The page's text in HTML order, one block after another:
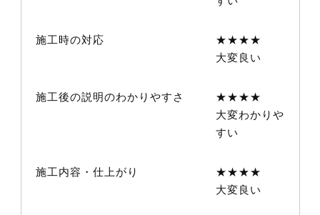
施工時の対応
★★★★
大変良い
施工後の説明のわかりやすさ
★★★★
大変わかりや
すい
施工内容・仕上がり
★★★★
大変良い